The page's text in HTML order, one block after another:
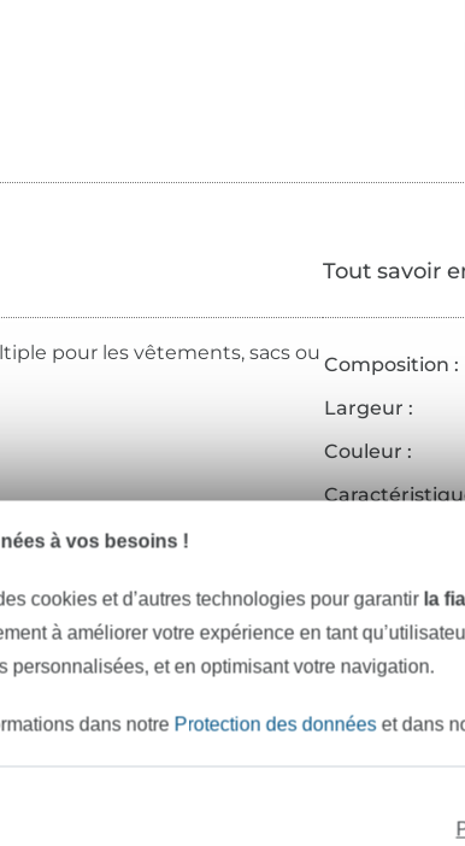
pour les vêtements, sacs ou
Tout savoir
Composition :
Largeur :
Couleur :
Coordonnées du
VOULEZ-VOUS ÊTRE
Soyez toujours informé(e) & recevez un
à vos besoins !
cookies et d’autres technologies pour garantir la
à améliorer votre expérience en tant
personnalisées, et en optimisant votre navigation.
dans notre Protection des donnéeset dans